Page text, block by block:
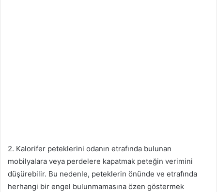
2. Kalorifer peteklerini odanın etrafında bulunan
mobilyalara veya perdelere kapatmak peteğin verimini
düşürebilir. Bu nedenle, peteklerin önünde ve etrafında
herhangi bir engel bulunmamasına özen göstermek